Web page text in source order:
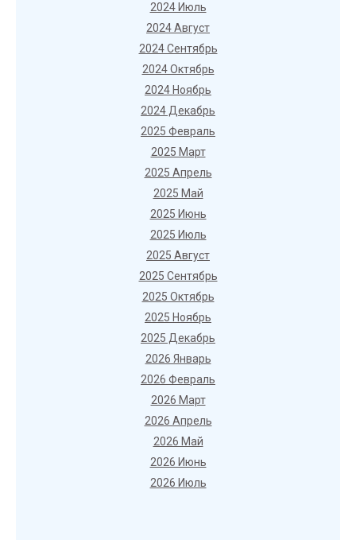
2024 Июль
2024 Август
2024 Сентябрь
2024 Октябрь
2024 Ноябрь
2024 Декабрь
2025 Февраль
2025 Март
2025 Апрель
2025 Май
2025 Июнь
2025 Июль
2025 Август
2025 Сентябрь
2025 Октябрь
2025 Ноябрь
2025 Декабрь
2026 Январь
2026 Февраль
2026 Март
2026 Апрель
2026 Май
2026 Июнь
2026 Июль